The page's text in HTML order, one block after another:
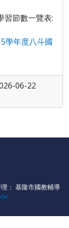
習節數一覽表:
學年度八斗國
06-22
： 基隆市國教輔導